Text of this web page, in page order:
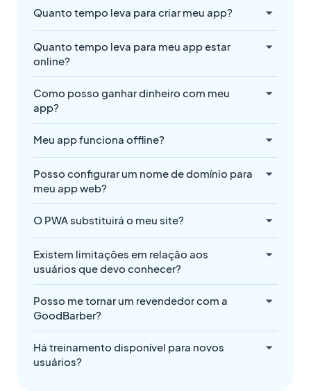
Quanto tempo leva para criar meu app?
Quanto tempo leva para meu app estar
online?
Como posso ganhar dinheiro com meu
app?
Meu app funciona offline?
Posso configurar um nome de domínio para
meu app web?
O PWA substituirá o meu site?
Existem limitações em relação aos
usuários que devo conhecer?
Posso me tornar um revendedor com a
GoodBarber?
Há treinamento disponível para novos
usuários?